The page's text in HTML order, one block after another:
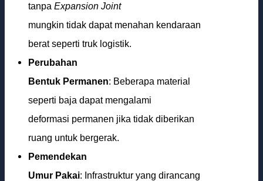
tanpa Expansion Joint
mungkin tidak dapat menahan kendaraan
berat seperti truk logistik.
Perubahan
Bentuk Permanen: Beberapa material
seperti baja dapat mengalami
deformasi permanen jika tidak diberikan
ruang untuk bergerak.
Pemendekan
Umur Pakai: Infrastruktur yang dirancang